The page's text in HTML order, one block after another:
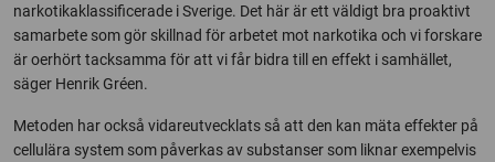
narkotikaklassificerade i Sverige. Det här är ett väldigt bra proaktivt
samarbete som gör skillnad för arbetet mot narkotika och vi forskare
är oerhört tacksamma för att vi får bidra till en effekt i samhället,
säger Henrik Gréen.
Metoden har också vidareutvecklats så att den kan mäta effekter på
cellulära system som påverkas av substanser som liknar exempelvis